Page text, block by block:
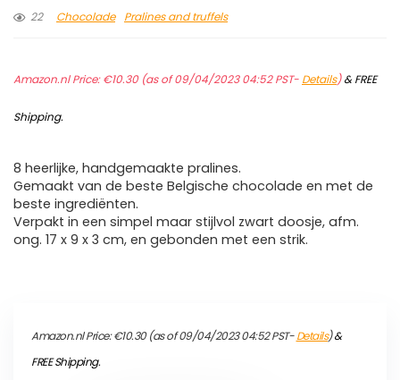
22
Chocolade Pralines and truffels
Amazon.nl Price:€10.30(as of 09/04/2023 04:52 PST- Details)&FREE
Shipping.
8 heerlijke, handgemaakte pralines.
Gemaakt van de beste Belgische chocolade en met de
beste ingrediënten.
Verpakt in een simpel maar stijlvol zwart doosje, afm.
ong. 17 x 9 x 3 cm, en gebonden met een strik.
Amazon.nl Price:€10.30(as of 09/04/2023 04:52 PST-Details)&
FREE Shipping.